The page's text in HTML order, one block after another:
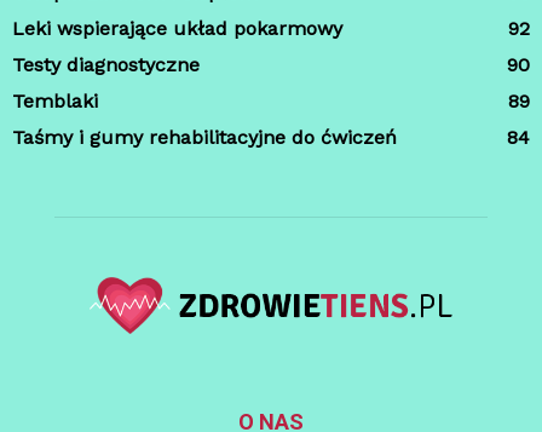
Leki wspierające układ pokarmowy
92
Testy diagnostyczne
90
Temblaki
89
Taśmy i gumy rehabilitacyjne do ćwiczeń
84
O NAS